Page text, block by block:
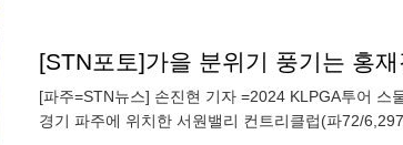
[STN포토]가을 분위기 풍기는 홍
[파주=STN뉴스] 손진현 기자 =2024 KLPGA투어
경기 파주에 위치한 서원밸리 컨트리클럽(파72/